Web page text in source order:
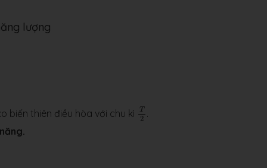
lượng
biến thiên điều hòa với chu kì
T
2
T2 .